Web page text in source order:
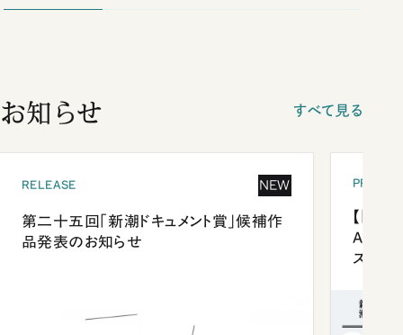
お知らせ すべて見る
RELEASE NEW
第二十五回「新潮ドキュメント賞」候補作
品発表のお知らせ
【「新
ズプレ